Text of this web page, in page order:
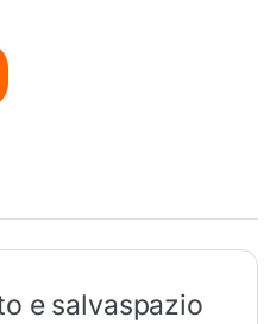
e salvaspazio